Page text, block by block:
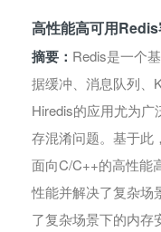
高性能高可用
摘要： Redis是一个
据缓冲、消息队列、
Hiredis的应用尤为
存混淆问题。基于此
面向C/C++的高性能
性能并解决了复杂场
了复杂场景下的内存